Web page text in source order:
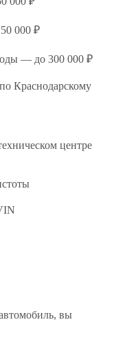
000 ₽
— до 300 000 ₽
Краснодарскому
центре
вы